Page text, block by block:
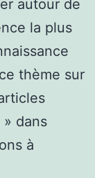
autour de
la plus
thème sur
dans
à